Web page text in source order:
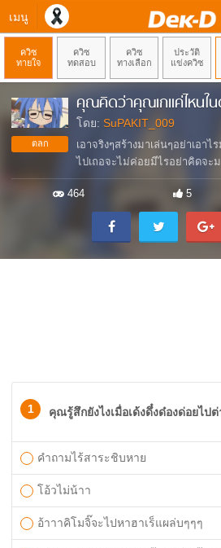
เมนู
ควิซ
ทายใจ
ควิซ
ทดสอบ
ควิซ
ทางเลือก
ประวัติ
แข่งควิซ
ตลก
คุณคิดว่าคุณเกแค่ไหนใ
โดย: SuPAKIT_009
เอาจริงๆสร้างมาเล่นๆอย่าเอา
ไปเถอจะไม่ค่อยมีไรอย่าคิดจะ
464 5
1 คุณรู้สึกยังไงเมื่อเด้งดึ๋งด๋องด่อยไป
คำถามไร้สาระชิบหาย
โอ้วไม่น้าา
อ้าาาคิโมจิ๊จะไปหาฮาเร็แผล่บๆๆๆ